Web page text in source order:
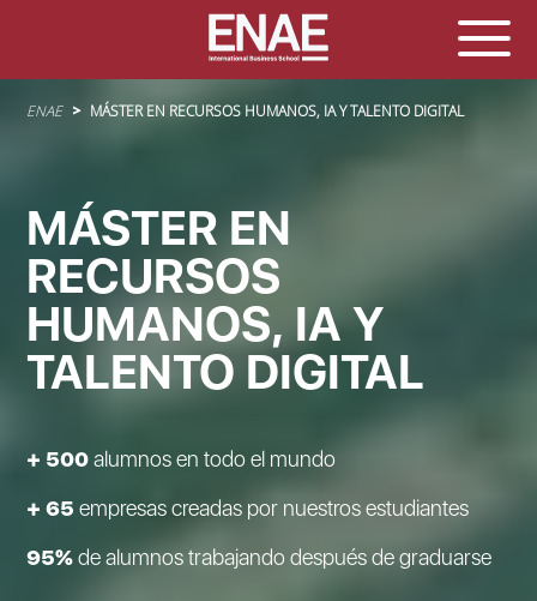
Sobrescribir enlaces de ayuda a la navegación
ENAE MÁSTER EN RECURSOS HUMANOS, IA Y TALENTO DIGITAL
MÁSTER EN
RECURSOS
HUMANOS, IA Y
TALENTO DIGITAL
+ 500alumnos en todo el mundo
+ 65empresas creadas por nuestros estudiantes
95%de alumnos trabajando después de graduarse